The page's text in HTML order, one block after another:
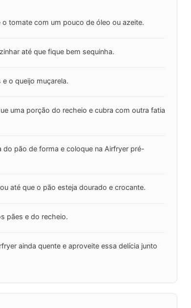
tomate com um pouco de óleo ou azeite.
até que fique bem sequinha.
o queijo muçarela.
uma porção do recheio e cubra com outra fatia
do pão de forma e coloque na Airfryer pré-
até que o pão esteja dourado e crocante.
pães e do recheio.
ainda quente e aproveite essa delícia junto